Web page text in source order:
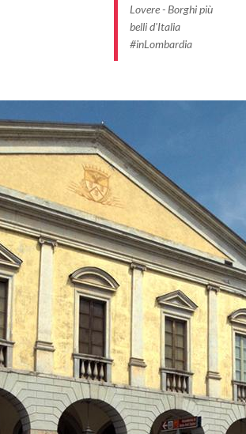
Lovere - Borghi più
belli d'Italia
#inLombardia